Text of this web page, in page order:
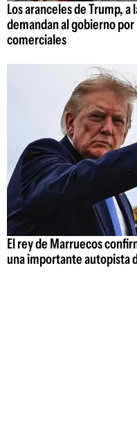
Los aranceles de Trump,
demandan al gobierno
comerciales
El rey de Marruecos
una importante autopista